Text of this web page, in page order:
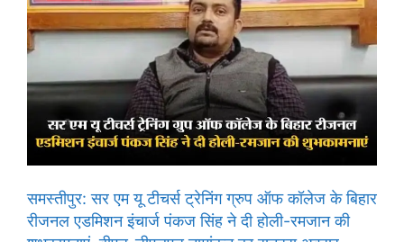
समस्तीपुर: सर एम यू टीचर्स ट्रेनिंग ग्रुप ऑफ कॉलेज के बिहार
रीजनल एडमिशन इंचार्ज पंकज सिंह ने दी होली-रमजान की